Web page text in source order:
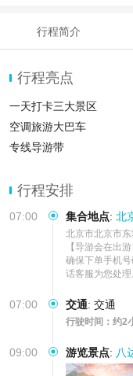
行程简介
行程亮点
一天打卡三大景区
空调旅游大巴车
专线导游带
行程安排
07:00 集合地点: 北
北京市北京市
【导游会在出
确保下单手机
话客服为您处理
07:00 交通: 交通
行驶时间：约2
09:00 游览景点: 八